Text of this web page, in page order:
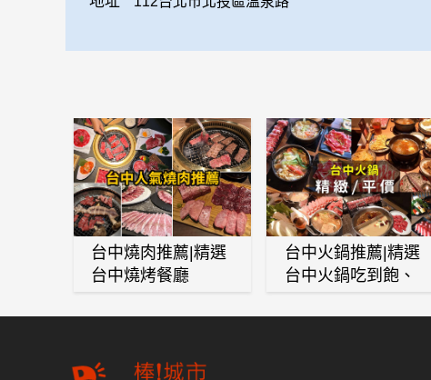
台中燒肉推薦|精選
台中燒烤餐廳
台中火鍋推薦|精選
台中火鍋吃到飽、
石頭火鍋、酸菜白